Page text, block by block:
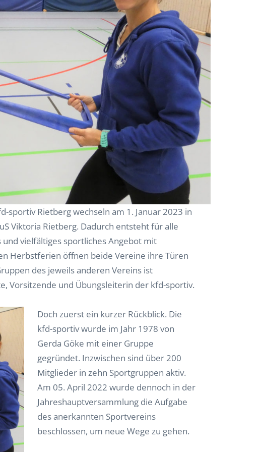
sportiv Rietberg wechseln am 1. Januar 2023 in
Viktoria Rietberg. Dadurch entsteht für alle
vielfältiges sportliches Angebot mit
Herbstferien öffnen beide Vereine ihre Türen
des jeweils anderen Vereins ist
Vorsitzende und Übungsleiterin der kfd-sportiv.
Doch zuerst ein kurzer Rückblick. Die
kfd-sportiv wurde im Jahr 1978 von
Gerda Göke mit einer Gruppe
gegründet. Inzwischen sind über 200
Mitglieder in zehn Sportgruppen aktiv.
Am 05. April 2022 wurde dennoch in der
Jahreshauptversammlung die Aufgabe
des anerkannten Sportvereins
beschlossen, um neue Wege zu gehen.